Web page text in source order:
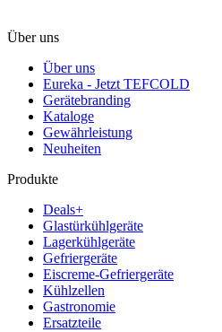
Über uns
Über uns
Eureka - Jetzt TEFCOLD
Gerätebranding
Kataloge
Gewährleistung
Neuheiten
Produkte
Deals+
Glastürkühlgeräte
Lagerkühlgeräte
Gefriergeräte
Eiscreme-Gefriergeräte
Kühlzellen
Gastronomie
Ersatzteile